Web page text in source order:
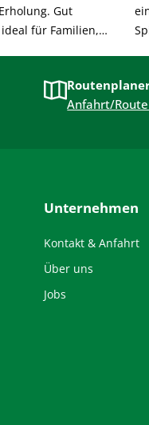
Gut
für Familien,
Anfahrt/
Unternehmen
Kontakt & Anfahrt
Über uns
Jobs